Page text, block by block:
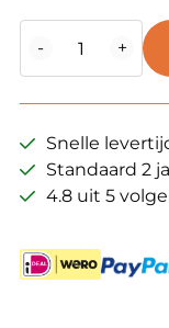
-
XR-
310
Autopilot
GPS
systeem
aantal
+
Snelle
Standaard 2
4.8 uit 5